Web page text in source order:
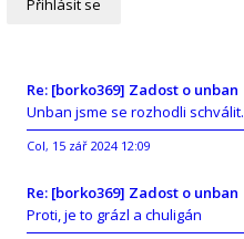
Re: [borko369] Zadost o unban
Unban jsme se rozhodli schválit.
Col, 15 zář 2024 12:09
Re: [borko369] Zadost o unban
Proti, je to grázl a chuligán